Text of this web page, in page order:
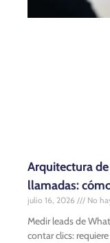
Arquitectura
llamadas:
julio 16, 2026 No
Medir leads de
contar clics: